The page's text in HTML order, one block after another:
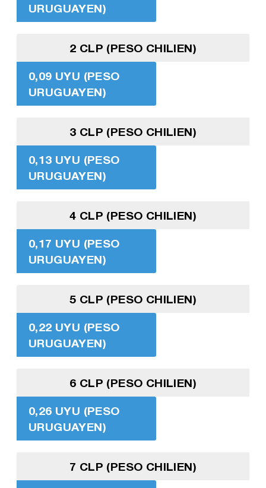
URUGUAYEN)
2 CLP (PESO CHILIEN)
0,09 UYU (PESO
URUGUAYEN)
3 CLP (PESO CHILIEN)
0,13 UYU (PESO
URUGUAYEN)
4 CLP (PESO CHILIEN)
0,17 UYU (PESO
URUGUAYEN)
5 CLP (PESO CHILIEN)
0,22 UYU (PESO
URUGUAYEN)
6 CLP (PESO CHILIEN)
0,26 UYU (PESO
URUGUAYEN)
7 CLP (PESO CHILIEN)